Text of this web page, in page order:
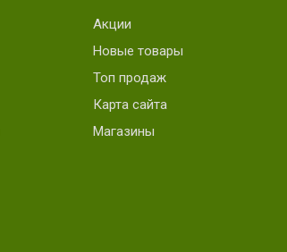
Акции
Новые товары
Топ продаж
Карта сайта
Магазины